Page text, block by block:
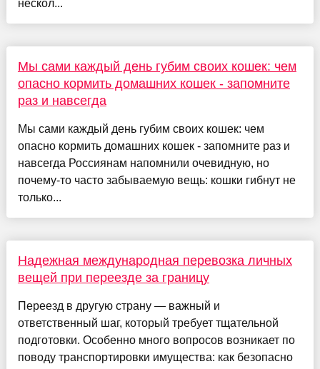
нескол...
Мы сами каждый день губим своих кошек: чем
опасно кормить домашних кошек - запомните
раз и навсегда
Мы сами каждый день губим своих кошек: чем
опасно кормить домашних кошек - запомните раз и
навсегда Россиянам напомнили очевидную, но
почему-то часто забываемую вещь: кошки гибнут не
только...
Надежная международная перевозка личных
вещей при переезде за границу
Переезд в другую страну — важный и
ответственный шаг, который требует тщательной
подготовки. Особенно много вопросов возникает по
поводу транспортировки имущества: как безопасно